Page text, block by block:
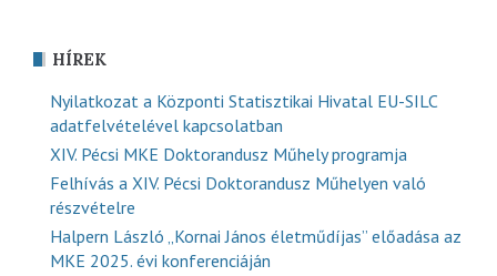
HÍREK
Nyilatkozat a Központi Statisztikai Hivatal EU-SILC
adatfelvételével kapcsolatban
XIV. Pécsi MKE Doktorandusz Műhely programja
Felhívás a XIV. Pécsi Doktorandusz Műhelyen való
részvételre
Halpern László „Kornai János életműdíjas” előadása az
MKE 2025. évi konferenciáján